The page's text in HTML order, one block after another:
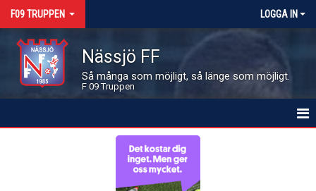
F09 TRUPPEN LOGGA IN
Nässjö FF
Så många som möjligt, så länge som möjligt.
F 09 Truppen